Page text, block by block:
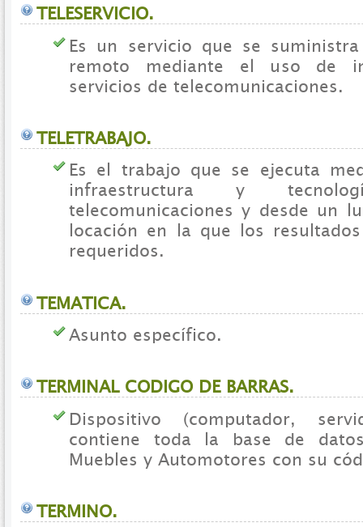
TELESERVICIO.
Es un servicio que se
remoto mediante el uso de
servicios de telecomunicaciones.
TELETRABAJO.
Es el trabajo que se ejecuta
infraestructura y
telecomunicaciones y desde un
locación en la que los
requeridos.
TEMATICA.
Asunto específico.
TERMINAL CODIGO DE BARRAS.
Dispositivo (computador,
contiene toda la base de
Muebles y Automotores con su
TERMINO.